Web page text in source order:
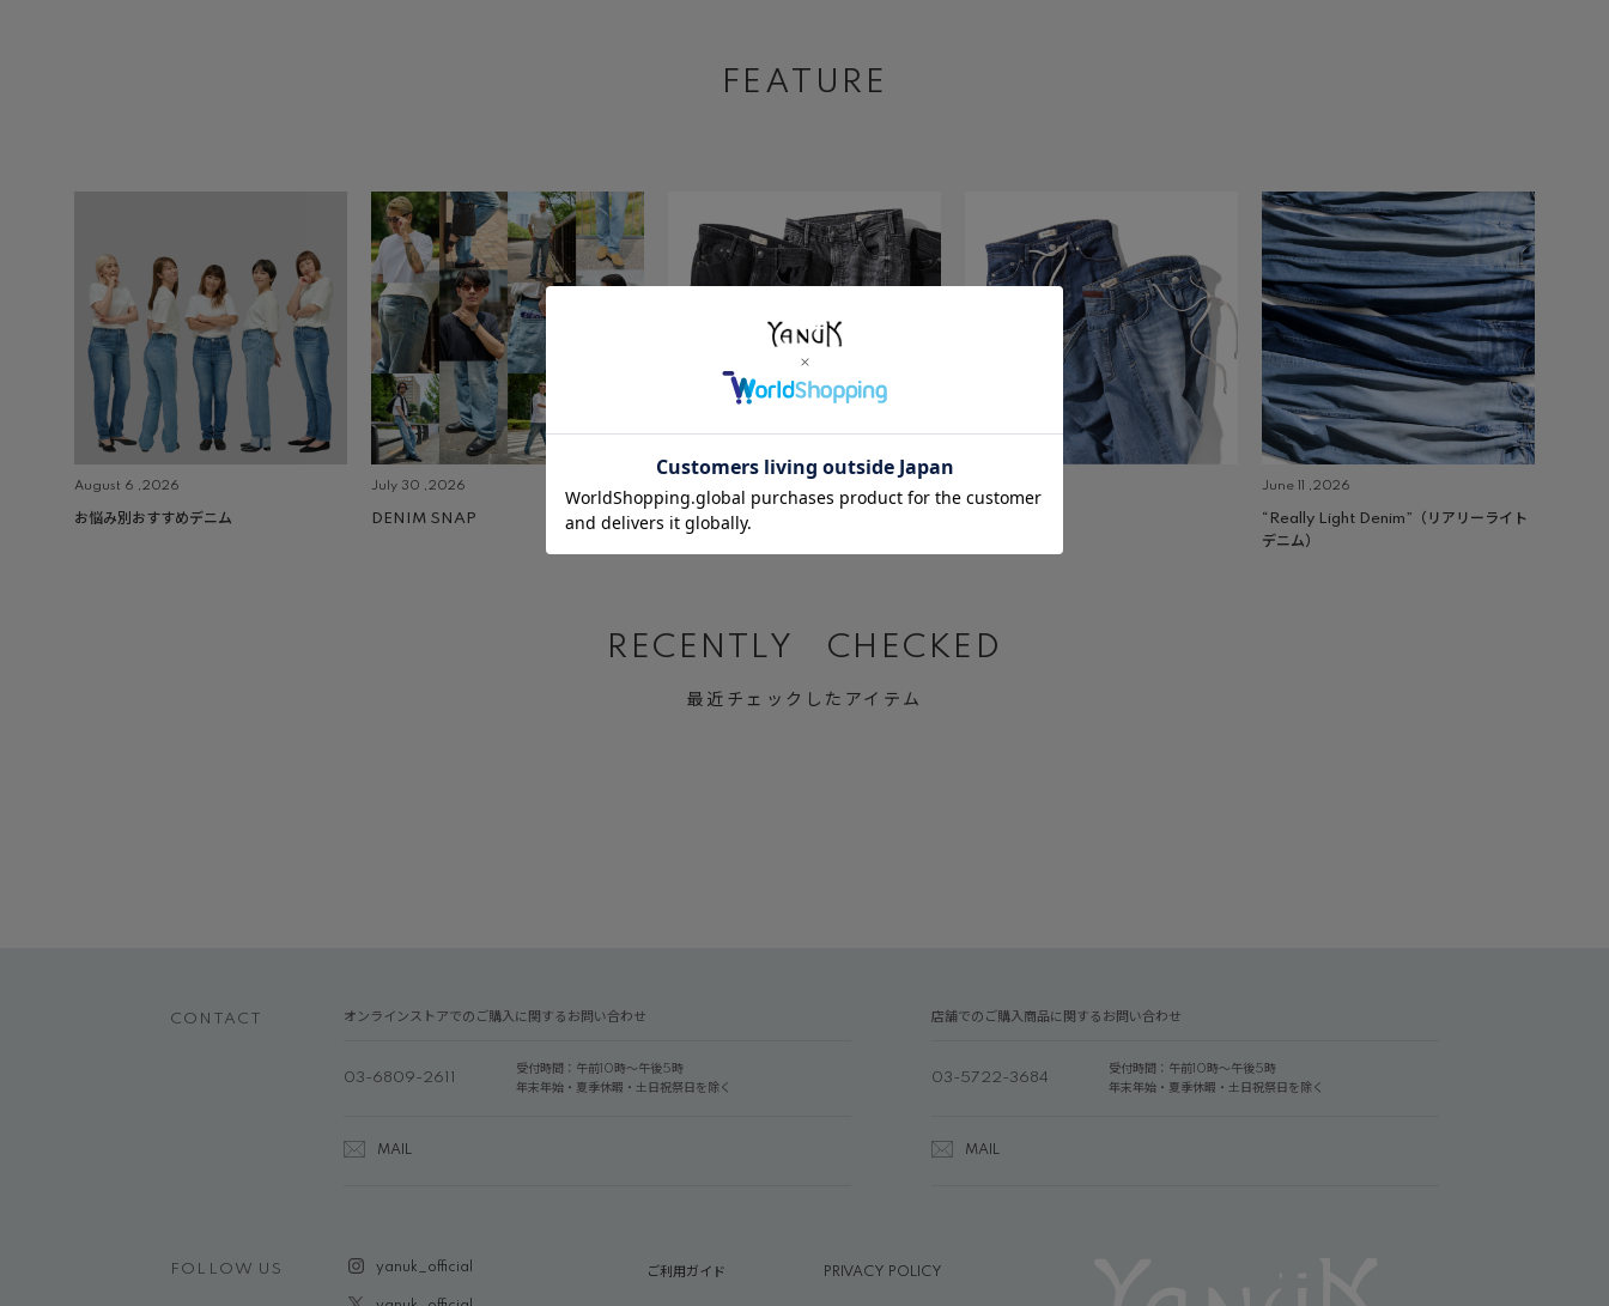
FEATURE
August 6 ,2026
お悩み別おすすめデニム
July 30 ,2026
DENIM SNAP BLACK&GRAY DENIM
June 11 ,2026
“Really Light Denim”（リアリーライト
デニム）
RECENTLY CHECKED
最近チェックしたアイテム
CONTACT オンラインストアでのご購入に関するお問い合わせ
03-6809-2611
受付時間：午前10時～午後5時
年末年始・夏季休暇・土日祝祭日を除く
MAIL
店舗でのご購入商品に関するお問い合わせ
03-5722-3684
受付時間：午前10時～午後5時
年末年始・夏季休暇・土日祝祭日を除く
MAIL
FOLLOW US yanuk_official ご利用ガイド PRIVACY POLICY